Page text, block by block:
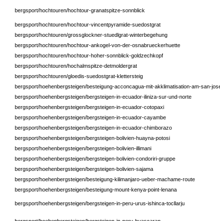
bergsport/hochtouren/hochtour-granatspitze-sonnblick
bergsport/hochtouren/hochtour-vincentpyramide-suedostgrat
bergsport/hochtouren/grossglockner-stuedlgrat-winterbegehung
bergsport/hochtouren/hochtour-ankogel-von-der-osnabrueckerhuette
bergsport/hochtouren/hochtour-hoher-sonnblick-goldzechkopf
bergsport/hochtouren/hochalmspitze-detmoldergrat
bergsport/hochtouren/gloedis-suedostgrat-klettersteig
bergsport/hoehenbergsteigen/besteigung-acconcagua-mit-akklimatisation-am-san-
bergsport/hoehenbergsteigen/bergsteigen-in-ecuador-iliniza-sur-und-norte
bergsport/hoehenbergsteigen/bergsteigen-in-ecuador-cotopaxi
bergsport/hoehenbergsteigen/bergsteigen-in-ecuador-cayambe
bergsport/hoehenbergsteigen/bergsteigen-in-ecuador-chimborazo
bergsport/hoehenbergsteigen/bergsteigen-bolivien-huayna-potosi
bergsport/hoehenbergsteigen/bergsteigen-bolivien-illimani
bergsport/hoehenbergsteigen/bergsteigen-bolivien-condoriri-gruppe
bergsport/hoehenbergsteigen/bergsteigen-bolivien-sajama
bergsport/hoehenbergsteigen/besteigung-kilimanjaro-ueber-machame-route
bergsport/hoehenbergsteigen/besteigung-mount-kenya-point-lenana
bergsport/hoehenbergsteigen/bergsteigen-in-peru-urus-ishinca-tocllarju